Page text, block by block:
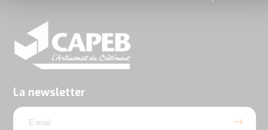
La newsletter
email
En
soumettant
j’accepte
les
informations